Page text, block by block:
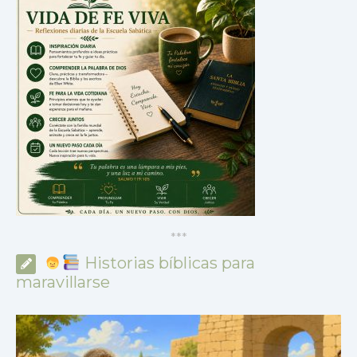
***
Historias bíblicas para
maravillarse